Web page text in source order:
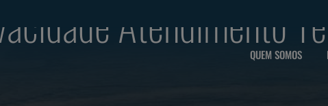
QUEM SOMOS
Atendimento